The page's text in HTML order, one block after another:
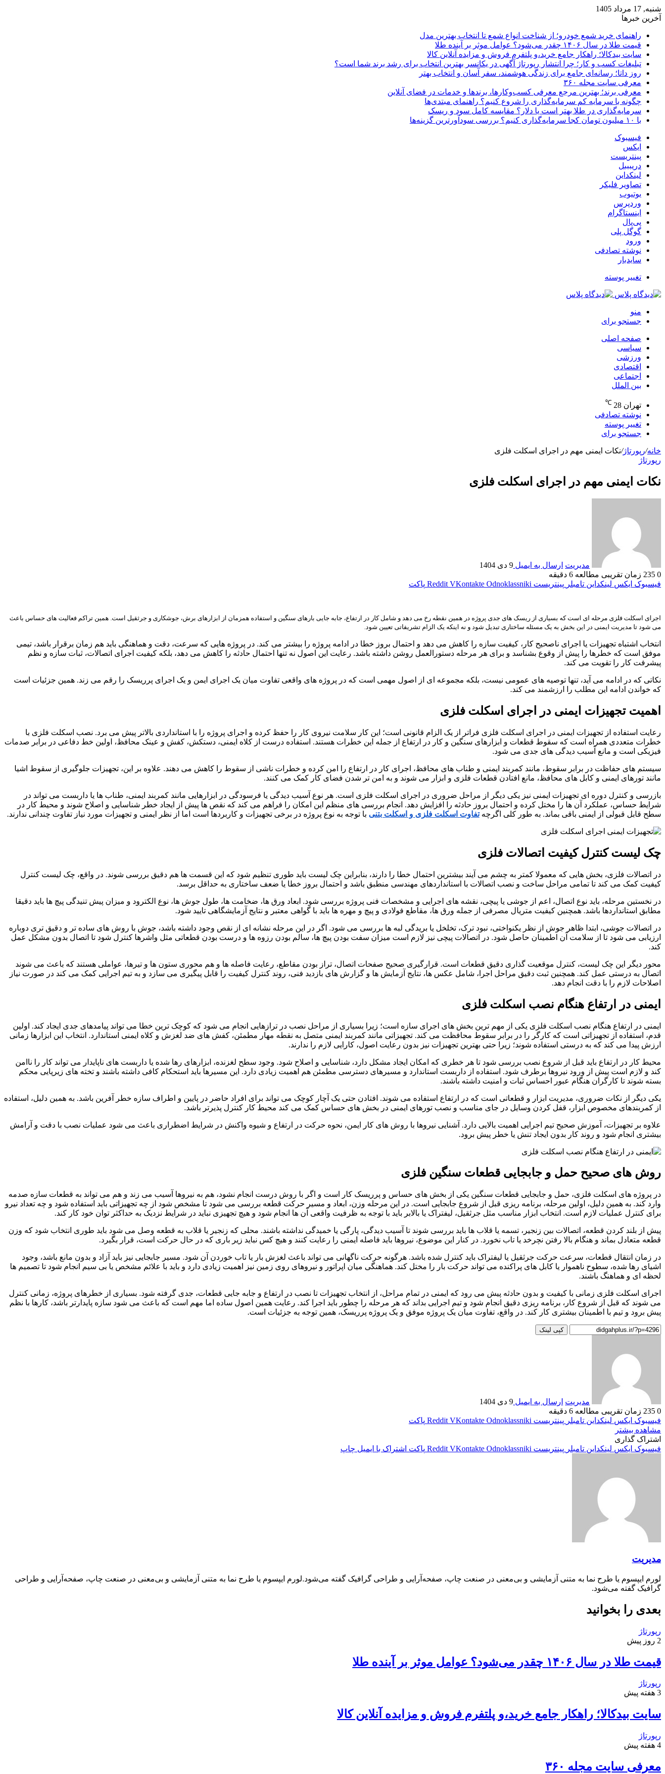
شنبه, 17 مرداد 1405
آخرین خبرها
راهنمای خرید شمع خودرو؛ از شناخت انواع شمع تا انتخاب بهترین مدل
قیمت طلا در سال ۱۴۰۶ چقدر می‌شود؟ عوامل موثر بر آینده طلا
سایت بیدکالا؛ راهکار جامع خرید،و پلتفرم فروش و مزایده آنلاین کالا
تبلیغات کسب و کار؛ چرا انتشار رپورتاژ آگهی در یکانسر بهترین انتخاب برای رشد برند شما است؟
روز داتا؛ رسانه‌ای جامع برای زندگی هوشمند، سفر آسان و انتخاب بهتر
معرفی سایت مجله ۳۶۰
معرفی برند؛ بهترین مرجع معرفی کسب‌وکارها، برندها و خدمات در فضای آنلاین
چگونه با سرمایه کم سرمایه‌گذاری را شروع کنیم؟ راهنمای مبتدی‌ها
سرمایه‌گذاری در طلا بهتر است یا دلار؟ مقایسه کامل سود و ریسک
با ۱۰ میلیون تومان کجا سرمایه‌گذاری کنیم؟ بررسی سودآورترین گزینه‌ها
فیسبوک
ایکس
پینتریست
دریبببل
لینکداین
تصاویر فلیکر
یوتیوب
وردپرس
اینستاگرام
پی‌پال
گوگل پلی
ورود
نوشته تصادفی
سایدبار
تغییر پوسته
منو
جستجو برای
صفحه اصلی
سیاسی
ورزشی
اقتصادی
اجتماعی
بین الملل
تهران 28
℃
نوشته تصادفی
تغییر پوسته
جستجو برای
خانه/رپورتاژ/نکات ایمنی مهم در اجرای اسکلت فلزی
رپورتاژ
نکات ایمنی مهم در اجرای اسکلت فلزی
مدیریت ارسال به ایمیل 9 دی 1404
0
زمان تقریبی مطالعه 6 دقیقه
فیسبوک ایکس لینکداین تامبلر پینتریست Reddit VKontakte Odnoklassniki پاکت
اجرای اسکلت فلزی مرحله ای است که بسیاری از ریسک های جدی پروژه در همین نقطه رخ می دهد و شامل کار در ارتفاع، جابه جایی بارهای سنگین و استفاده همزمان از ابزارهای برش، جوشکاری و جرثقیل است. همین تراکم فعالیت های حساس باعث
می شود تا مدیریت ایمنی در این بخش به یک مسئله ساختاری تبدیل شود و نه اینکه یک الزام تشریفاتی تعیین شود.
انتخاب اشتباه تجهیزات یا اجرای ناصحیح کار، کیفیت سازه را کاهش می دهد و احتمال بروز خطا در ادامه پروژه را بیشتر می کند. در پروژه هایی که سرعت، دقت و هماهنگی باید هم زمان برقرار باشد، تیمی
موفق است که خطرها را پیش از وقوع بشناسد و برای هر مرحله دستورالعمل روشن داشته باشد. رعایت این اصول نه تنها احتمال حادثه را کاهش می دهد، بلکه کیفیت اجرای اتصالات، ثبات سازه و نظم
پیشرفت کار را تقویت می کند.
نکاتی که در ادامه می آید، تنها توصیه های عمومی نیست، بلکه مجموعه ای از اصول مهمی است که در پروژه های واقعی تفاوت میان یک اجرای ایمن و یک اجرای پرریسک را رقم می زند. همین جزئیات است
که خواندن ادامه این مطلب را ارزشمند می کند.
اهمیت تجهیزات ایمنی در اجرای اسکلت فلزی
رعایت استفاده از تجهیزات ایمنی در اجرای اسکلت فلزی فراتر از یک الزام قانونی است؛ این کار سلامت نیروی کار را حفظ کرده و اجرای پروژه را با استانداردی بالاتر پیش می برد. نصب اسکلت فلزی با
خطرات متعددی همراه است که سقوط قطعات و ابزارهای سنگین و کار در ارتفاع از جمله این خطرات هستند. استفاده درست از کلاه ایمنی، دستکش، کفش و عینک محافظ، اولین خط دفاعی در برابر صدمات
فیزیکی است و مانع آسیب دیدگی های جدی می شود.
سیستم های حفاظت در برابر سقوط، مانند کمربند ایمنی و طناب های محافظ، اجرای کار در ارتفاع را امن کرده و خطرات ناشی از سقوط را کاهش می دهند. علاوه بر این، تجهیزات جلوگیری از سقوط اشیا
مانند تورهای ایمنی و کابل های محافظ، مانع افتادن قطعات فلزی و ابزار می شوند و به امن تر شدن فضای کار کمک می کنند.
بازرسی و کنترل دوره ای تجهیزات ایمنی نیز یکی دیگر از مراحل ضروری در اجرای اسکلت فلزی است. هر نوع آسیب دیدگی یا فرسودگی در ابزارهایی مانند کمربند ایمنی، طناب ها یا داربست می تواند در
شرایط حساس، عملکرد آن ها را مختل کرده و احتمال بروز حادثه را افزایش دهد. انجام بررسی های منظم این امکان را فراهم می کند که نقص ها پیش از ایجاد خطر شناسایی و اصلاح شوند و محیط کار در
سطح قابل قبولی از ایمنی باقی بماند. به طور کلی اگرچهتفاوت اسکلت فلزی و اسکلت بتنی با توجه به نوع پروژه در برخی تجهیزات و کاربردها است اما از نظر ایمنی و تجهیزات مورد نیاز تفاوت چندانی ندارند.
چک لیست کنترل کیفیت اتصالات فلزی
در اتصالات فلزی، بخش هایی که معمولا کمتر به چشم می آیند بیشترین احتمال خطا را دارند، بنابراین چک لیست باید طوری تنظیم شود که این قسمت ها هم دقیق بررسی شوند. در واقع، چک لیست کنترل
کیفیت کمک می کند تا تمامی مراحل ساخت و نصب اتصالات با استانداردهای مهندسی منطبق باشد و احتمال بروز خطا یا ضعف ساختاری به حداقل برسد.
در نخستین مرحله، باید نوع اتصال، اعم از جوشی یا پیچی، نقشه های اجرایی و مشخصات فنی پروژه بررسی شود. ابعاد ورق ها، ضخامت ها، طول جوش ها، نوع الکترود و میزان پیش تنیدگی پیچ ها باید دقیقا
مطابق استانداردها باشد. همچنین کیفیت متریال مصرفی از جمله ورق ها، مقاطع فولادی و پیچ و مهره ها باید با گواهی معتبر و نتایج آزمایشگاهی تایید شود.
در اتصالات جوشی، ابتدا ظاهر جوش از نظر یکنواختی، نبود ترک، تخلخل یا بریدگی لبه ها بررسی می شود. اگر در این مرحله نشانه ای از نقص وجود داشته باشد، جوش با روش های ساده تر و دقیق تری دوباره
ارزیابی می شود تا از سلامت آن اطمینان حاصل شود. در اتصالات پیچی نیز لازم است میزان سفت بودن پیچ ها، سالم بودن رزوه ها و درست بودن قطعاتی مثل واشرها کنترل شود تا اتصال بدون مشکل عمل
کند.
محور دیگر این چک لیست، کنترل موقعیت گذاری دقیق قطعات است. قرارگیری صحیح صفحات اتصال، تراز بودن مقاطع، رعایت فاصله ها و هم محوری ستون ها و تیرها، عواملی هستند که باعث می شوند
اتصال به درستی عمل کند. همچنین ثبت دقیق مراحل اجرا، شامل عکس ها، نتایج آزمایش ها و گزارش های بازدید فنی، روند کنترل کیفیت را قابل پیگیری می سازد و به تیم اجرایی کمک می کند در صورت نیاز
اصلاحات لازم را با دقت انجام دهد.
ایمنی در ارتفاع هنگام نصب اسکلت فلزی
ایمنی در ارتفاع هنگام نصب اسکلت فلزی یکی از مهم ترین بخش های اجرای سازه است؛ زیرا بسیاری از مراحل نصب در ترازهایی انجام می شود که کوچک ترین خطا می تواند پیامدهای جدی ایجاد کند. اولین
قدم، استفاده از تجهیزاتی است که کارگر را در برابر سقوط محافظت می کند. تجهیزاتی مانند کمربند ایمنی متصل به نقطه مهار مطمئن، کفش های ضد لغزش و کلاه ایمنی استاندارد. انتخاب این ابزارها زمانی
ارزش پیدا می کند که به درستی استفاده شوند؛ زیرا حتی بهترین تجهیزات نیز بدون رعایت اصول، کارایی لازم را ندارند.
محیط کار در ارتفاع باید قبل از شروع نصب بررسی شود تا هر خطری که امکان ایجاد مشکل دارد، شناسایی و اصلاح شود. وجود سطح لغزنده، ابزارهای رها شده یا داربست های ناپایدار می تواند کار را ناامن
کند و لازم است پیش از ورود نیروها برطرف شود. استفاده از داربست استاندارد و مسیرهای دسترسی مطمئن هم اهمیت زیادی دارد. این مسیرها باید استحکام کافی داشته باشند و تخته های زیرپایی محکم
بسته شوند تا کارگران هنگام عبور احساس ثبات و امنیت داشته باشند.
یکی دیگر از نکات ضروری، مدیریت ابزار و قطعاتی است که در ارتفاع استفاده می شوند. افتادن حتی یک آچار کوچک می تواند برای افراد حاضر در پایین و اطراف سازه خطر آفرین باشد. به همین دلیل، استفاده
از کمربندهای مخصوص ابزار، قفل کردن وسایل در جای مناسب و نصب تورهای ایمنی در بخش های حساس کمک می کند محیط کار کنترل پذیرتر باشد.
علاوه بر تجهیزات، آموزش صحیح تیم اجرایی اهمیت بالایی دارد. آشنایی نیروها با روش های کار ایمن، نحوه حرکت در ارتفاع و شیوه واکنش در شرایط اضطراری باعث می شود عملیات نصب با دقت و آرامش
بیشتری انجام شود و روند کار بدون ایجاد تنش یا خطر پیش برود.
روش های صحیح حمل و جابجایی قطعات سنگین فلزی
در پروژه های اسکلت فلزی، حمل و جابجایی قطعات سنگین یکی از بخش های حساس و پرریسک کار است و اگر با روش درست انجام نشود، هم به نیروها آسیب می زند و هم می تواند به قطعات سازه صدمه
وارد کند. به همین دلیل، اولین مرحله، برنامه ریزی قبل از شروع جابجایی است. در این مرحله وزن، ابعاد و مسیر حرکت قطعه بررسی می شود تا مشخص شود از چه تجهیزاتی باید استفاده شود و چه تعداد نیرو
برای کنترل عملیات لازم است. انتخاب ابزار مناسب مثل جرثقیل، لیفتراک یا بالابر باید با توجه به ظرفیت واقعی آن ها انجام شود و هیچ تجهیزی نباید در شرایط نزدیک به حداکثر توان خود کار کند.
پیش از بلند کردن قطعه، اتصالات بین زنجیر، تسمه یا قلاب ها باید بررسی شوند تا آسیب دیدگی، پارگی یا خمیدگی نداشته باشند. محلی که زنجیر یا قلاب به قطعه وصل می شود باید طوری انتخاب شود که وزن
قطعه متعادل بماند و هنگام بالا رفتن نچرخد یا تاب نخورد. در کنار این موضوع، نیروها باید فاصله ایمنی را رعایت کنند و هیچ کس نباید زیر باری که در حال حرکت است، قرار بگیرد.
در زمان انتقال قطعات، سرعت حرکت جرثقیل یا لیفتراک باید کنترل شده باشد. هرگونه حرکت ناگهانی می تواند باعث لغزش بار یا تاب خوردن آن شود. مسیر جابجایی نیز باید آزاد و بدون مانع باشد، وجود
اشیای رها شده، سطوح ناهموار یا کابل های پراکنده می تواند حرکت بار را مختل کند. هماهنگی میان اپراتور و نیروهای روی زمین نیز اهمیت زیادی دارد و باید با علائم مشخص یا بی سیم انجام شود تا تصمیم ها
لحظه ای و هماهنگ باشند.
اجرای اسکلت فلزی زمانی با کیفیت و بدون حادثه پیش می رود که ایمنی در تمام مراحل، از انتخاب تجهیزات تا نصب در ارتفاع و جابه جایی قطعات، جدی گرفته شود. بسیاری از خطرهای پروژه، زمانی کنترل
می شوند که قبل از شروع کار، برنامه ریزی دقیق انجام شود و تیم اجرایی بداند که هر مرحله را چطور باید اجرا کند. رعایت همین اصول ساده اما مهم است که باعث می شود سازه پایدارتر باشد، کارها با نظم
پیش برود و تیم با اطمینان بیشتری کار کند. در واقع، تفاوت میان یک پروژه موفق و یک پروژه پرریسک، همین توجه به جزئیات است.
کپی لینک
مدیریت ارسال به ایمیل 9 دی 1404
0
زمان تقریبی مطالعه 6 دقیقه
فیسبوک ایکس لینکداین تامبلر پینتریست Reddit VKontakte Odnoklassniki
پاکت
مشاهده بیشتر
اشتراک گذاری
فیسبوک ایکس لینکداین تامبلر پینتریست Reddit VKontakte Odnoklassniki پاکت اشتراک با ایمیل چاپ
مدیریت
لورم ایپسوم یا طرح‌ نما به متنی آزمایشی و بی‌معنی در صنعت چاپ، صفحه‌آرایی و طراحی گرافیک گفته می‌شود.لورم ایپسوم یا طرح‌ نما به متنی آزمایشی و بی‌معنی در صنعت چاپ، صفحه‌آرایی و طراحی
گرافیک گفته می‌شود.
بعدی را بخوانید
رپورتاژ
2 روز پیش
قیمت طلا در سال ۱۴۰۶ چقدر می‌شود؟ عوامل موثر بر آینده طلا
رپورتاژ
3 هفته پیش
سایت بیدکالا؛ راهکار جامع خرید،و پلتفرم فروش و مزایده آنلاین کالا
رپورتاژ
4 هفته پیش
معرفی سایت مجله ۳۶۰